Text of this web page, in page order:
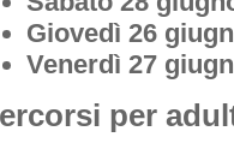
Giovedì 26
Venerdì 27
per